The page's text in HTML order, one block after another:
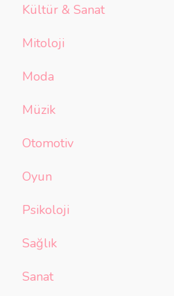
Kültür & Sanat
Mitoloji
Moda
Müzik
Otomotiv
Oyun
Psikoloji
Sağlık
Sanat